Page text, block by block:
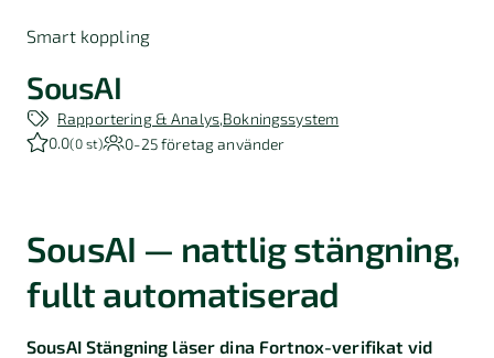
Logga in
Om Fortnox
Karriär
Kontakt
Smart koppling
SousAI
Rapportering & Analys Bokningssystem
0.0(0 st) 0-25företag använder
SousAI — nattlig stängning,
fullt automatiserad
SousAI Stängning läser dina Fortnox-verifikat vid